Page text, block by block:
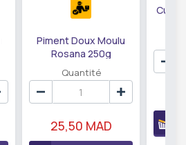
Piment Doux Moulu
Rosana 250g
Quantité
25,50 MAD